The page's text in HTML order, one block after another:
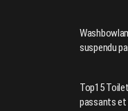
suspendu
Top15
passants et